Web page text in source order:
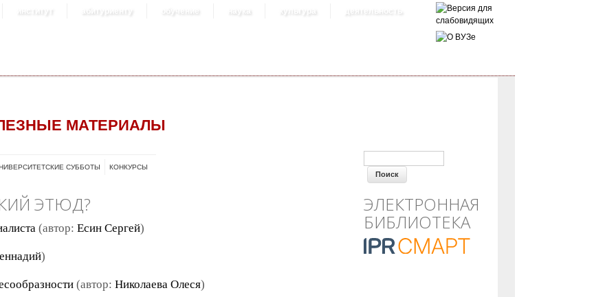
институт абитуриенту обучение наука культура деятельность
МАТЕРИАЛЫ
СУББОТЫ КОНКУРСЫ
ФОРМА ПОИСКА
ЭТЮД?
(автор: Есин Сергей)
)
(автор: Николаева Олеся)
ЭЛЕКТРОННАЯ
БИБЛИОТЕКА